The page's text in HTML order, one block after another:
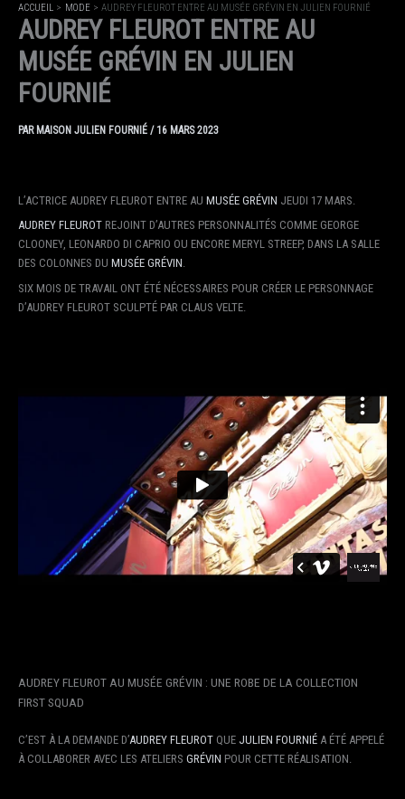
ACCUEIL MODE AUDREY FLEUROT ENTRE AU MUSÉE GRÉVIN EN JULIEN FOURNIÉ
AUDREY FLEUROT ENTRE AU
MUSÉE GRÉVIN EN JULIEN
FOURNIÉ
PAR MAISON JULIEN FOURNIÉ /16 MARS 2023
L’ACTRICE AUDREY FLEUROT ENTRE AU MUSÉE GRÉVIN JEUDI 17 MARS.
AUDREY FLEUROT REJOINT D’AUTRES PERSONNALITÉS COMME GEORGE
CLOONEY, LEONARDO DI CAPRIO OU ENCORE MERYL STREEP, DANS LA SALLE
DES COLONNES DU MUSÉE GRÉVIN.
SIX MOIS DE TRAVAIL ONT ÉTÉ NÉCESSAIRES POUR CRÉER LE PERSONNAGE
D’AUDREY FLEUROT SCULPTÉ PAR CLAUS VELTE.
AUDREY FLEUROT AU MUSÉE GRÉVIN : UNE ROBE DE LA COLLECTION
FIRST SQUAD
C’EST À LA DEMANDE D’AUDREY FLEUROT QUE JULIEN FOURNIÉ A ÉTÉ APPELÉ
À COLLABORER AVEC LES ATELIERS GRÉVIN POUR CETTE RÉALISATION.